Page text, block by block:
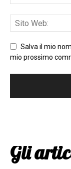
Salva il mio
mio prossimo
Gli